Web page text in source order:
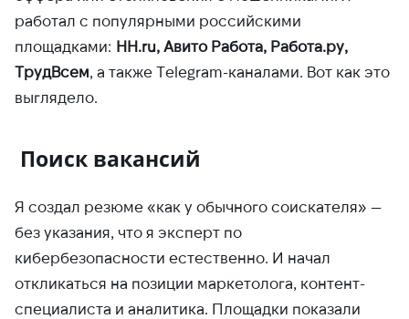
работал с популярными российскими
площадками: HH.ru, Авито Работа, Работа.ру,
ТрудВсем, а также Telegram-каналами. Вот как это
выглядело.
Поиск вакансий
Я создал резюме «как у обычного соискателя» —
без указания, что я эксперт по
кибербезопасности естественно. И начал
откликаться на позиции маркетолога, контент-
специалиста и аналитика. Площадки показали